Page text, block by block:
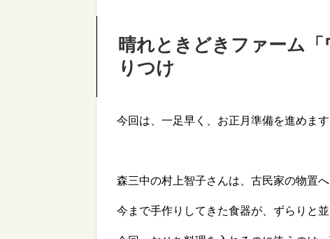
晴れときどきファーム
りつけ
今回は、一足早く、お正月準備を進めます
森三中の村上智子さんは、古民家の物置へ
今まで手作りしてきた食器が、ずらりと並